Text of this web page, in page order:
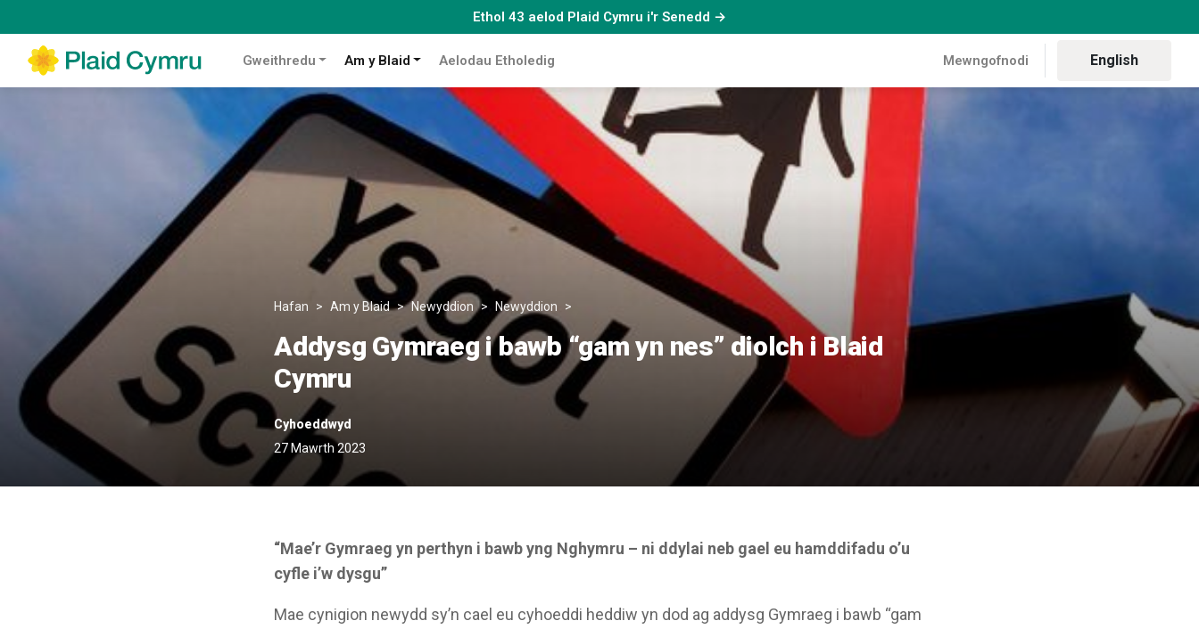
Ethol 43 aelod Plaid Cymru i'r Senedd →
Gweithredu Am y Blaid Aelodau Etholedig Mewngofnodi English
Hafan Am y Blaid Newyddion Newyddion Addysg Gymraeg i bawb “gam yn nes” diolch i Blaid Cymru
Addysg Gymraeg i bawb “gam yn nes” diolch i Blaid
Cymru
Cyhoeddwyd
27 Mawrth 2023
“Mae’r Gymraeg yn perthyn i bawb yng Nghymru – ni ddylai neb gael eu hamddifadu o’u
cyfle i’w dysgu”
Mae cynigion newydd sy’n cael eu cyhoeddi heddiw yn dod ag addysg Gymraeg i bawb “gam